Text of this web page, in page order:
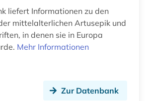
sammlung (1)
schriftsteller (5)
liefert Informationen zu den
mittelalterlichen Artusepik und
in denen sie in Europa
Mehr Informationen
Zur Datenbank